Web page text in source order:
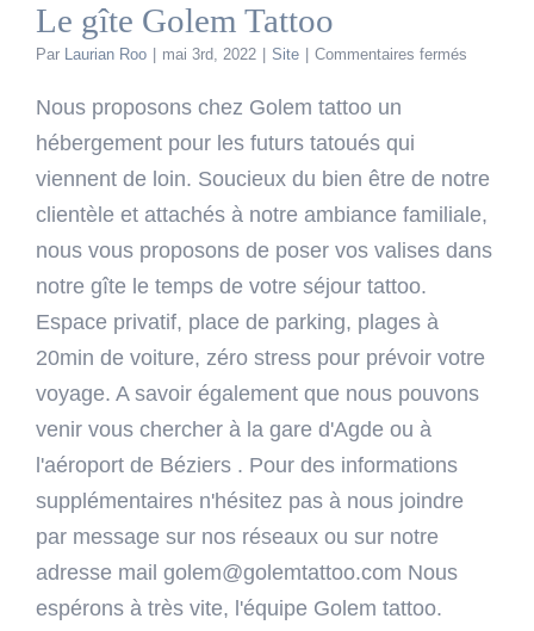
Le gîte Golem Tattoo
Par Laurian Roo mai 3rd, 2022 Site Commentaires fermés
Nous proposons chez Golem tattoo un
hébergement pour les futurs tatoués qui
viennent de loin. Soucieux du bien être de notre
clientèle et attachés à notre ambiance familiale,
nous vous proposons de poser vos valises dans
notre gîte le temps de votre séjour tattoo.
Espace privatif, place de parking, plages à
20min de voiture, zéro stress pour prévoir votre
voyage. A savoir également que nous pouvons
venir vous chercher à la gare d'Agde ou à
l'aéroport de Béziers . Pour des informations
supplémentaires n'hésitez pas à nous joindre
par message sur nos réseaux ou sur notre
adresse mail golem@golemtattoo.com Nous
espérons à très vite, l'équipe Golem tattoo.